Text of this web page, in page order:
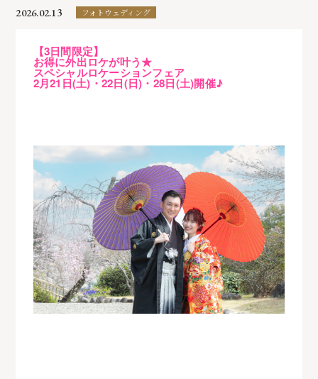
2026.02.13 フォトウェディング
【3日間限定】
お得に外出ロケが叶う★
スペシャルロケーションフェア
2月21日(土)・22日(日)・28日(土)開催♪